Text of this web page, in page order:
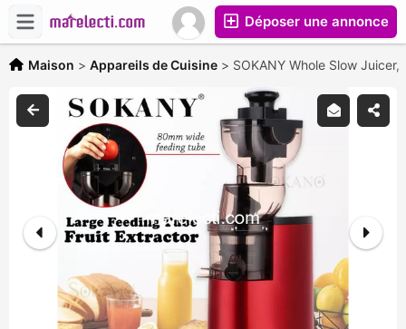
Déposer une annonce
Maison > Appareils de Cuisine > SOKANY Whole Slow Juicer,